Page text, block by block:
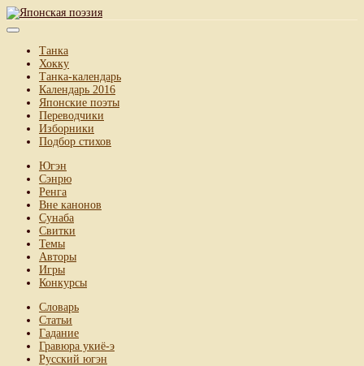
Танка
Хокку
Танка-календарь
Календарь 2016
Японские поэты
Переводчики
Изборники
Подбор стихов
Югэн
Сэнрю
Ренга
Вне канонов
Сунаба
Свитки
Темы
Авторы
Игры
Конкурсы
Словарь
Статьи
Гадание
Гравюра укиё-э
Русский югэн